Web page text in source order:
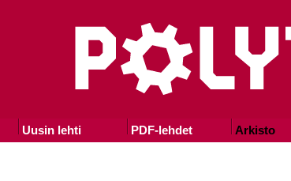
Uusin lehti PDF-lehdet Arkisto